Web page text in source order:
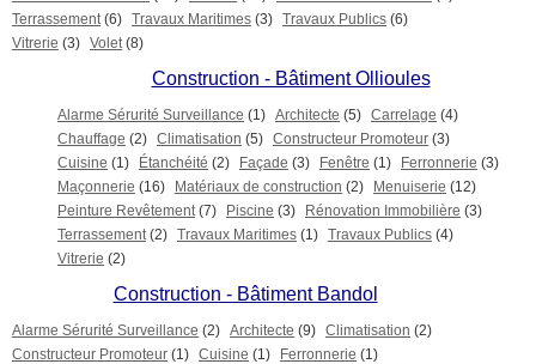
Terrassement (6) Travaux Maritimes (3) Travaux Publics (6)
Vitrerie (3) Volet (8)
Construction - Bâtiment Ollioules
Alarme Sérurité Surveillance (1) Architecte (5) Carrelage (4)
Chauffage (2) Climatisation (5) Constructeur Promoteur (3)
Cuisine (1) Étanchéité (2) Façade (3) Fenêtre (1) Ferronnerie (3)
Maçonnerie (16) Matériaux de construction (2) Menuiserie (12)
Peinture Revêtement (7) Piscine (3) Rénovation Immobilière (3)
Terrassement (2) Travaux Maritimes (1) Travaux Publics (4)
Vitrerie (2)
Construction - Bâtiment Bandol
Alarme Sérurité Surveillance (2) Architecte (9) Climatisation (2)
Constructeur Promoteur (1) Cuisine (1) Ferronnerie (1)